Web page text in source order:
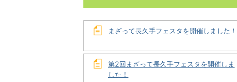
まざって長久手フェスタを開催しました！
第2回まざって長久手フェスタを開催しま
した！